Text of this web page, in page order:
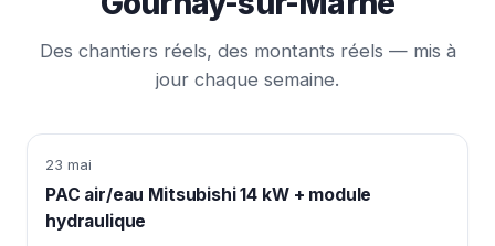
Des chantiers réels, des montants réels — mis à
jour chaque semaine.
23 mai
PAC air/eau Mitsubishi 14 kW + module
hydraulique